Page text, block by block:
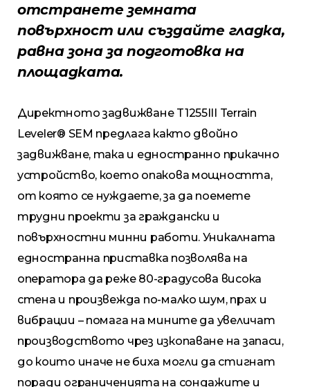
отстранете земната
повърхност или създайте гладка,
равна зона за подготовка на
площадката.
Директното задвижване T1255III Terrain
Leveler® SEM предлага както двойно
задвижване, така и едностранно прикачно
устройство, което опакова мощността,
от която се нуждаете, за да поемете
трудни проекти за граждански и
повърхностни минни работи. Уникалната
едностранна приставка позволява на
оператора да реже 80-градусова висока
стена и произвежда по-малко шум, прах и
вибрации – помага на мините да увеличат
производството чрез изкопаване на запаси,
до които иначе не биха могли да стигнат
поради ограниченията на сондажите и